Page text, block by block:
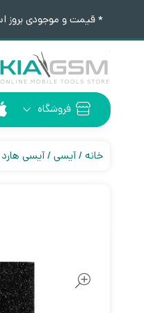
* قیمت و موجودی بروز است *
فروشگاه
خانه آیسی آیسی